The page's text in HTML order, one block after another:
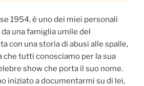
1954, è uno dei miei personali
una famiglia umile del
con una storia di abusi alle spalle,
che tutti conosciamo per la sua
show che porta il suo nome.
iniziato a documentarmi su di lei,